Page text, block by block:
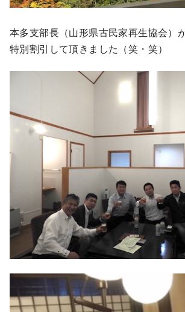
本多支部長（山形県古民家再生協会）
特別割引して頂きました（笑・笑）